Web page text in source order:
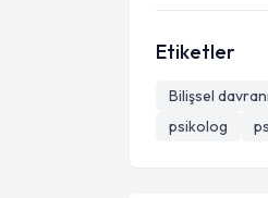
Etiketler
Bilişsel
psikolog